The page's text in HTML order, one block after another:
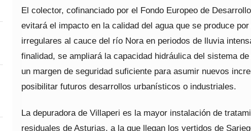
El colector, cofinanciado por el Fondo Europeo de
evitará el impacto en la calidad del agua que se produce
irregulares al cauce del río Nora en periodos de lluvia
finalidad, se ampliará la capacidad hidráulica del sistema
un margen de seguridad suficiente para asumir nuevos
posibilitar futuros desarrollos urbanísticos o industriales.
La depuradora de Villaperi es la mayor instalación de
residuales de Asturias, a la que llegan los vertidos de